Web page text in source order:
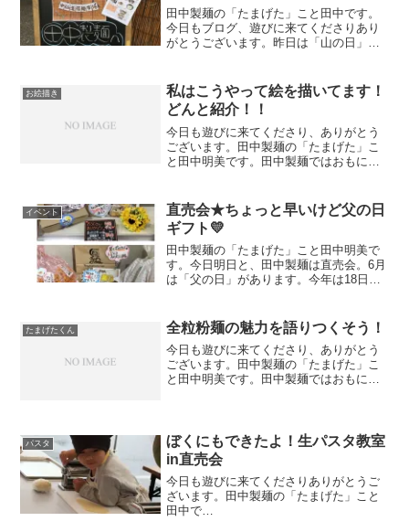
田中製麺の「たまげた」こと田中です。
今日もブログ、遊びに来てくださりあり
がとうございます。昨日は「山の日」、
降っていたものの暑すぎることもなく、
過ごしやすい陽気でした。...
お絵描き
私はこうやって絵を描いてます！
どんと紹介！！
今日も遊びに来てくださり、ありがとう
ございます。田中製麺の「たまげた」こ
と田中明美です。田中製麺ではおもに、
「お客様のもっと近くに！」その思いを
むねに、ブログをはじめまし...
イベント
直売会★ちょっと早いけど父の日
ギフト💛
田中製麺の「たまげた」こと田中明美で
す。今日明日と、田中製麺は直売会。6月
は「父の日」があります。今年は18日の
しら、ということで、「父の日」ギフト
を今回の直売会に合わ...
たまげたくん 全粒粉麺の魅力を語りつくそう！
今日も遊びに来てくださり、ありがとう
ございます。田中製麺の「たまげた」こ
と田中明美です。田中製麺ではおもに、
むねに、ブログをはじめまし...
パスタ
ぼくにもできたよ！生パスタ教室
in直売会
今日も遊びに来てくださりありがとうご
ざいます。田中製麺の「たまげた」こと
田中で